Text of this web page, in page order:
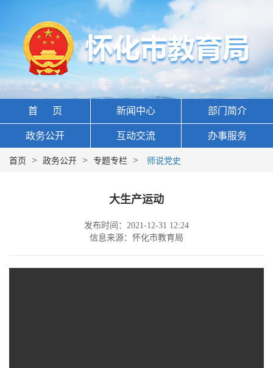
首 页 新闻中心 部门简介
政务公开 互动交流 办事服务
首页 > 政务公开 > 专题专栏 > 师说党史
大生产运动
发布时间：2021-12-31 12:24
信息来源：怀化市教育局